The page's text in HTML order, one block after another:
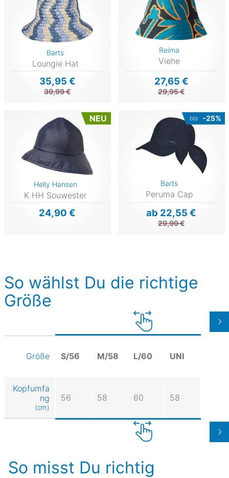
Barts
Loungie Hat
35,95 €
39,99 €
Reima
Viehe
27,65 €
29,95 €
NEU
Helly Hansen
K HH Souwester
24,90 €
bis -25%
Barts
Peruma Cap
ab 22,55 €
29,99 €
So wählst Du die richtige
Größe
Größe S/56 M/58 L/60 UNI
Kopfumfa
ng
(cm)
56 58 60 58
So misst Du richtig